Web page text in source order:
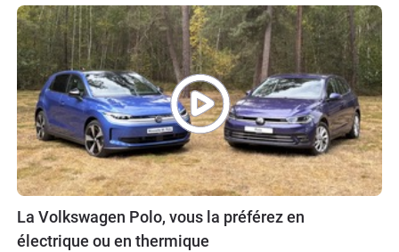
La Volkswagen Polo, vous la préférez en
électrique ou en thermique